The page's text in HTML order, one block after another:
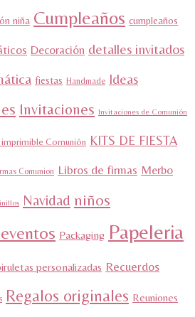
niña Cumpleaños cumpleaños
Decoración detalles invitados
fiestas Handmade Ideas
Invitaciones Invitaciones de Comunión
Comunión KITS DE FIESTA
Comunion Libros de firmas Merbo
Navidad niños
Packaging Papeleria
personalizadas Recuerdos
Regalos originales Reuniones